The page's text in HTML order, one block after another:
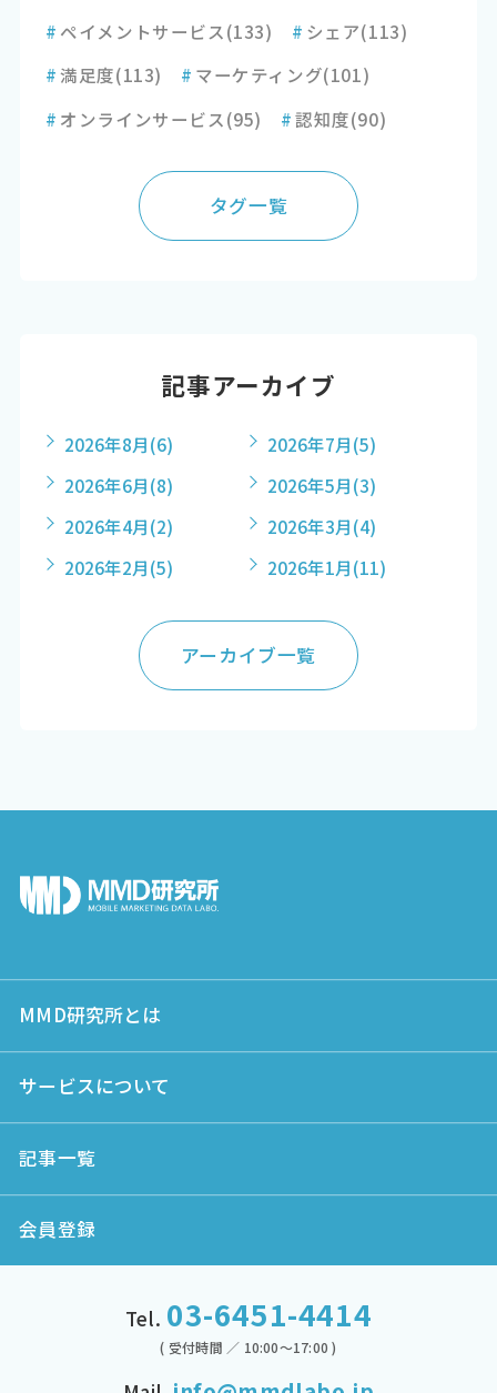
# ペイメントサービス(133) # シェア(113)
#満足度(113) # マーケティング(101)
# オンラインサービス(95) #認知度(90)
タグ一覧
記事アーカイブ
2026年8月(6) 2026年7月(5)
2026年6月(8) 2026年5月(3)
2026年4月(2) 2026年3月(4)
2026年2月(5) 2026年1月(11)
アーカイブ一覧
MMD研究所とは
サービスについて
記事一覧
会員登録
Tel. 03-6451-4414
( 受付時間 ／ 10:00～17:00 )